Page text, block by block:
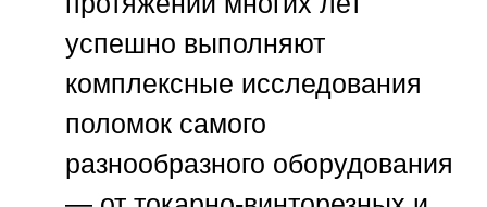
успешно выполняют
комплексные исследования
поломок самого
разнообразного оборудования